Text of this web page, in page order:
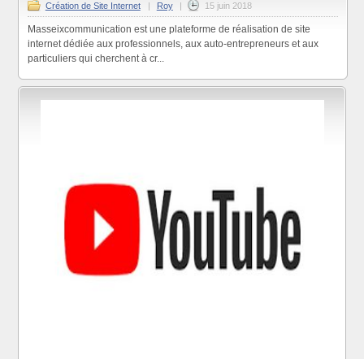
Création de Site Internet | Roy | 15 juin 2018
Masseixcommunication est une plateforme de réalisation de site
internet dédiée aux professionnels, aux auto-entrepreneurs et aux
particuliers qui cherchent à cr...